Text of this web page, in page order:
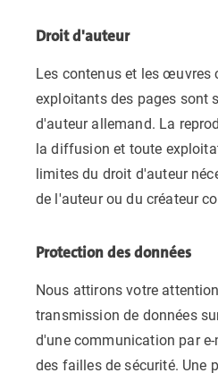
Droit d'auteur
Les contenus et les œuvres
exploitants des pages sont
d'auteur allemand. La
la diffusion et toute
limites du droit d'auteur
de l'auteur ou du créateur
Protection des données
Nous attirons votre
transmission de données
d'une communication par
des failles de sécurité. Une